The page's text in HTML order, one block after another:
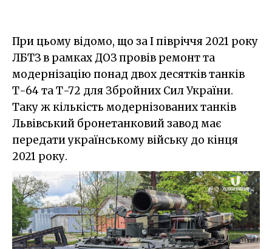
При цьому відомо, що за I півріччя 2021 року
ЛБТЗ в рамках ДОЗ провів ремонт та
модернізацію понад двох десятків танків
Т-64 та Т-72 для Збройних Сил України.
Таку ж кількість модернізованих танків
Львівський бронетанковий завод має
передати українському війську до кінця
2021 року.